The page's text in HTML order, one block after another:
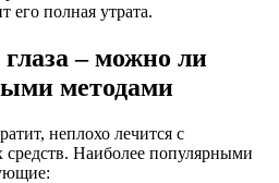
его полная утрата.
– можно ли
методами
неплохо лечится с
Наиболее популярными